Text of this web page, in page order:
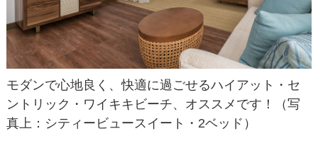
モダンで心地良く、快適に過ごせるハイアット・セ
ントリック・ワイキキビーチ、オススメです！（写
真上：シティービュースイート・2ベッド）